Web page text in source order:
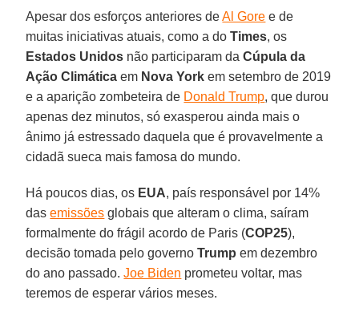
Apesar dos esforços anteriores deAl Gore e de
muitas iniciativas atuais, como a doTimes, os
Estados Unidos não participaram daCúpula da
Ação Climática em Nova York em setembro de 2019
e a aparição zombeteira de Donald Trump, que durou
apenas dez minutos, só exasperou ainda mais o
ânimo já estressado daquela que é provavelmente a
cidadã sueca mais famosa do mundo.
Há poucos dias, os EUA, país responsável por 14%
dasemissões globais que alteram o clima, saíram
formalmente do frágil acordo de Paris (COP25),
decisão tomada pelo governoTrump em dezembro
do ano passado.Joe Biden prometeu voltar, mas
teremos de esperar vários meses.